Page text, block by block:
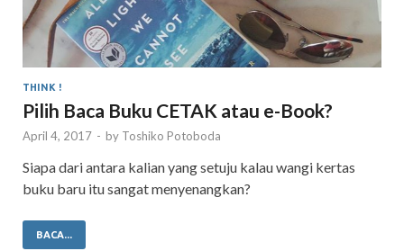
THINK !
Pilih Baca Buku CETAK atau e-Book?
April 4, 2017 - by Toshiko Potoboda
Siapa dari antara kalian yang setuju kalau wangi kertas
buku baru itu sangat menyenangkan?
BACA...